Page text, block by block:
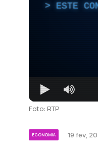
ESTE
Foto: RTP
ECONOMIA 19 fev,